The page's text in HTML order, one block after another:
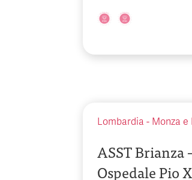
Lombardia - Monza e
ASST Brianza
Ospedale Pio